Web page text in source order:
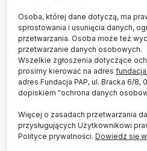
Jak wykazał eksperyment
badaczy z Finlandii,
wędruje w górę łańcucha
pobierała cząstki
przekazywała je
konsumującym je rybom.
Odkąd naukowcy
Osoba, której dane dotyczą, ma
sprostowania i usunięcia danych,
przetwarzania. Osoba może też
przetwarzanie danych osobowych.
Wszelkie zgłoszenia dotyczące
prosimy kierować na adres
adres Fundacja PAP, ul. Bracka 6/8,
dopiskiem "ochrona danych
Więcej o zasadach przetwarzania
przysługujących Użytkownikowi
Polityce prywatności. Dowiedz się